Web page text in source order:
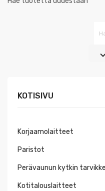
KOTISIVU
Korjaamolaitteet
Paristot
Perävaunun kytkin
Kotitalouslaitteet